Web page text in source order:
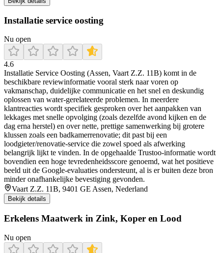
Installatie service oosting
Nu open
4.6
Installatie Service Oosting (Assen, Vaart Z.Z. 11B) komt in de
beschikbare reviewinformatie vooral sterk naar voren op
vakmanschap, duidelijke communicatie en het snel en deskundig
oplossen van water-gerelateerde problemen. In meerdere
klantreacties wordt specifiek gesproken over het aanpakken van
lekkages met snelle opvolging (zoals dezelfde avond kijken en de
dag erna herstel) en over nette, prettige samenwerking bij grotere
klussen zoals een badkamerrenovatie; dit past bij een
loodgieter/renovatie-service die zowel spoed als afwerking
belangrijk lijkt te vinden. In de opgehaalde Trustoo-informatie wordt
bovendien een hoge tevredenheidsscore genoemd, wat het positieve
beeld uit de Google-evaluaties ondersteunt, al is er buiten deze bron
minder onafhankelijke bevestiging gevonden.
Vaart Z.Z. 11B, 9401 GE Assen, Nederland
Bekijk details
Erkelens Maatwerk in Zink, Koper en Lood
Nu open